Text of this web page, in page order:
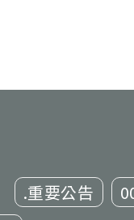
.重要公告